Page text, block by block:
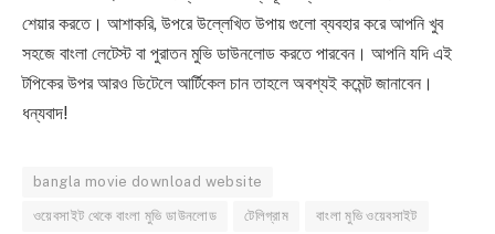
শেয়ার করতে। আশাকরি, উপরে উল্লেখিত উপায় গুলো ব্যবহার করে আপনি খুব
সহজে বাংলা লেটেস্ট বা পুরাতন মুভি ডাউনলোড করতে পারবেন। আপনি যদি এই
টপিকের উপর আরও ডিটেলে আর্টিকেল চান তাহলে অবশ্যই কমেন্ট জানাবেন।
ধন্যবাদ!
bangla movie download website
ওয়েবসাইট থেকে বাংলা মুভি ডাউনলোড টেলিগ্রাম বাংলা মুভি ওয়েবসাইট